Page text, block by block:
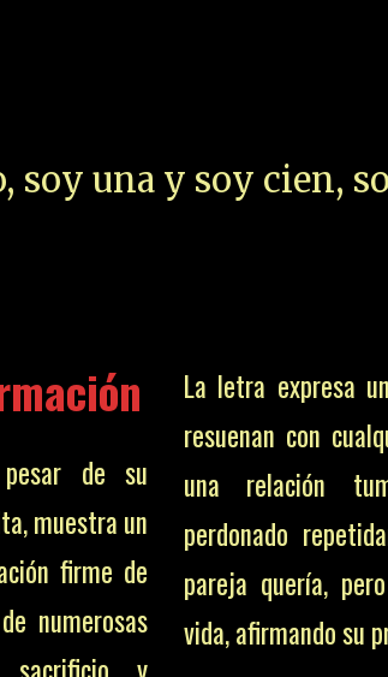
soy una y soy cien,
de su
muestra un
firme de
numerosas
La letra expresa
resuenan con
una relación
perdonado
pareja quería,
vida, afirmando su